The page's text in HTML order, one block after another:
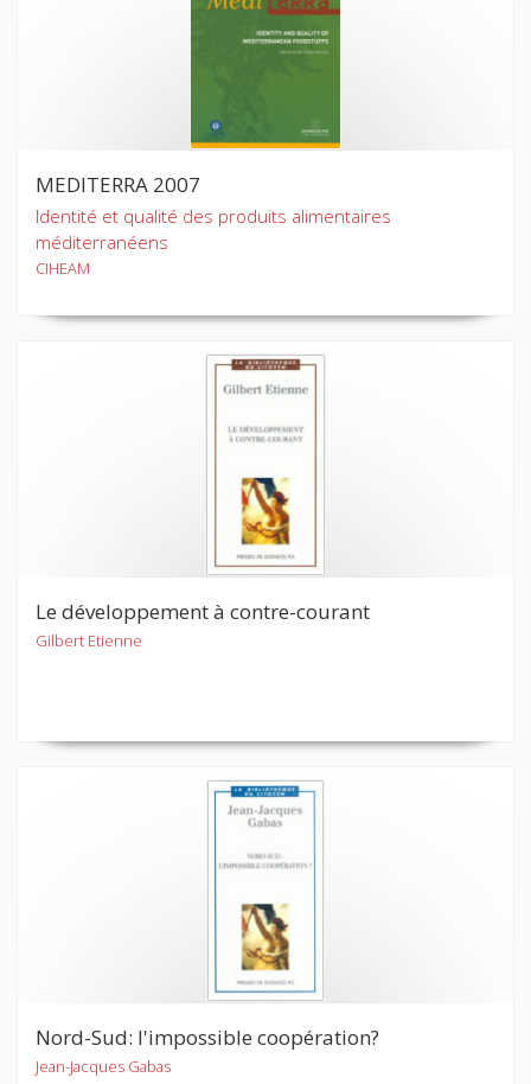
MEDITERRA 2007
Identité et qualité des produits alimentaires
méditerranéens
CIHEAM
Le développement à contre-courant
Gilbert Etienne
Nord-Sud: l'impossible coopération?
Jean-Jacques Gabas